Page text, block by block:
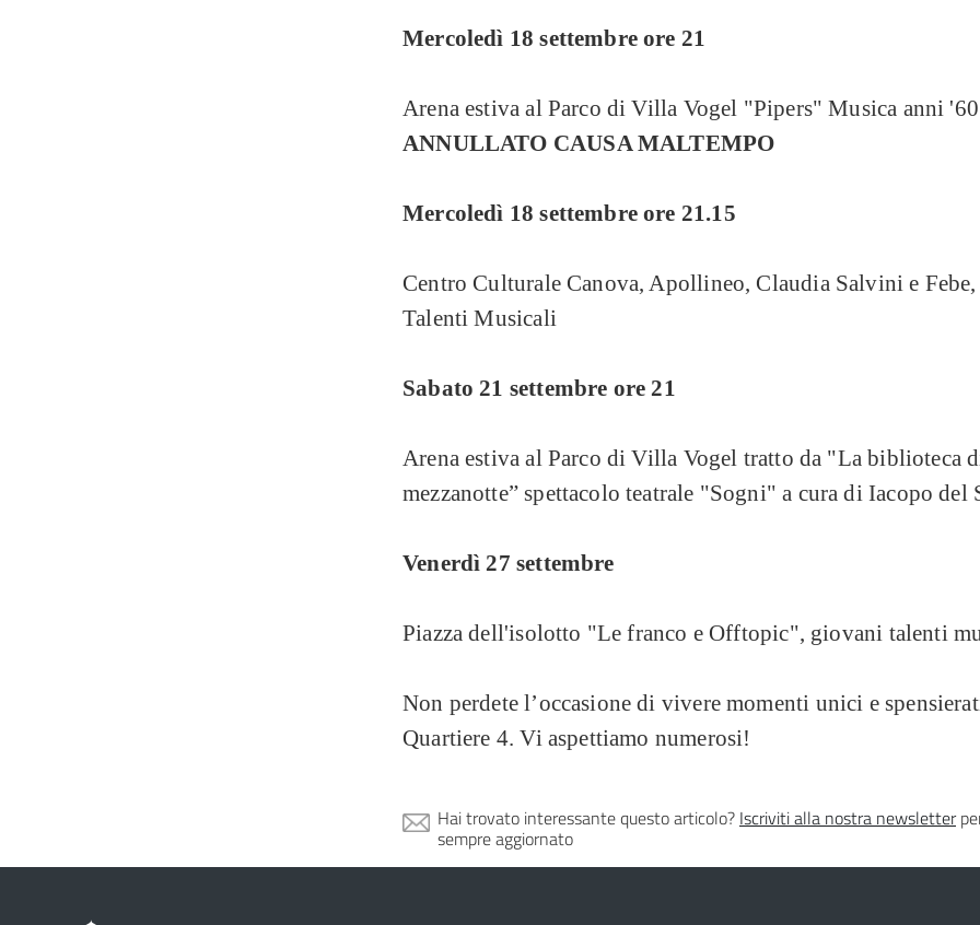
Mercoledì 18 settembre ore 21
Arena estiva al Parco di Villa Vogel "Pipers" Musica anni
ANNULLATO CAUSA MALTEMPO
Mercoledì 18 settembre ore 21.15
Centro Culturale Canova, Apollineo, Claudia Salvini e
Talenti Musicali
Sabato 21 settembre ore 21
Arena estiva al Parco di Villa Vogel tratto da "La biblioteca
mezzanotte” spettacolo teatrale "Sogni" a cura di Iacopo del
Venerdì 27 settembre
Piazza dell'isolotto "Le franco e Offtopic", giovani talenti
Non perdete l’occasione di vivere momenti unici e
Quartiere 4. Vi aspettiamo numerosi!
Hai trovato interessante questo articolo? Iscriviti alla nostra newsletter
sempre aggiornato